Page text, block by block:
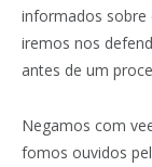
informados sobre
iremos nos
antes de um
Negamos com
fomos ouvidos